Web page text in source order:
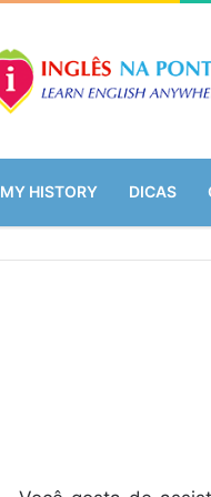
MY HISTORY DICAS